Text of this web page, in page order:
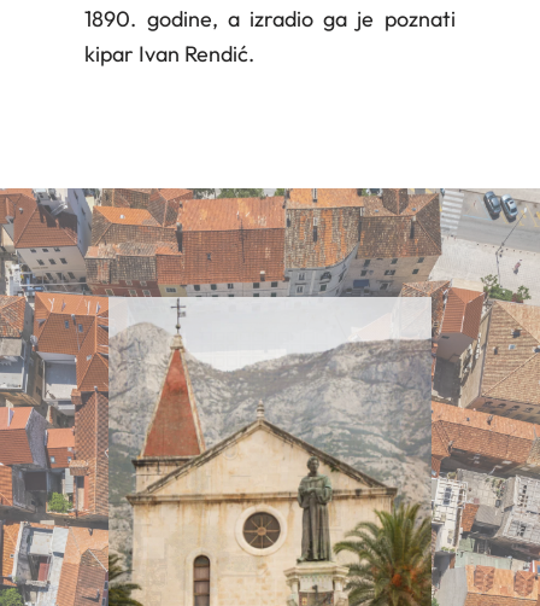
1890. godine, a izradio ga je poznati
kipar Ivan Rendić.